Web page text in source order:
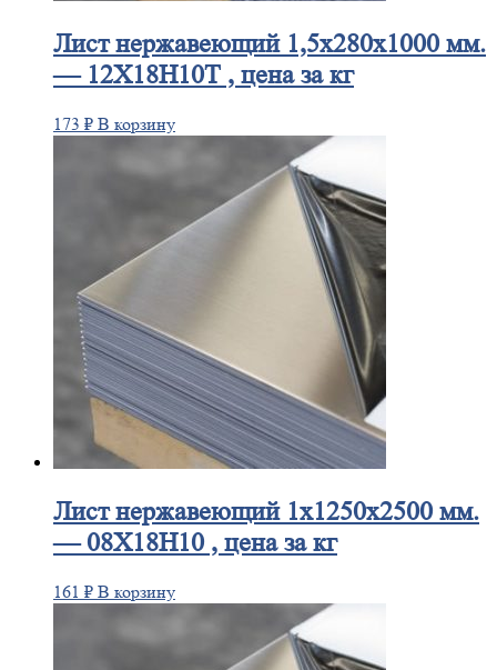
Листнержавеющий 1,5x280x1000 мм.
— 12Х18Н10Т , цена за кг
173 ₽ В корзину
Листнержавеющий 1x1250x2500 мм.
— 08Х18Н10 , цена за кг
161 ₽ В корзину